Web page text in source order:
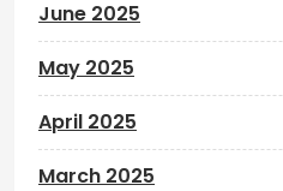
June 2025
May 2025
April 2025
March 2025